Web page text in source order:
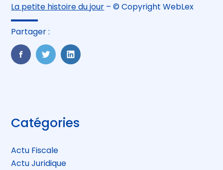
La petite histoire du jour – © Copyright WebLex
Partager :
FaceBook
TwitterLinkedIn
Blog
sidebar
Catégories
Actu Fiscale
Actu Juridique